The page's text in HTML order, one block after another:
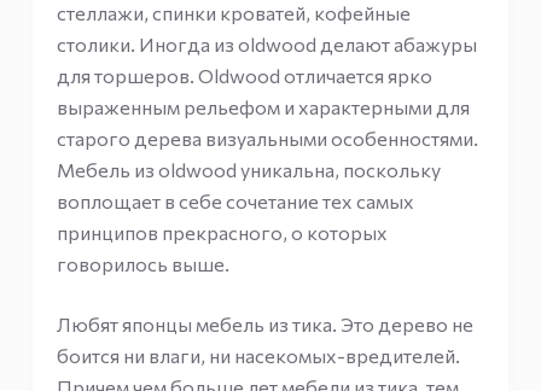
стеллажи, спинки кроватей, кофейные
столики. Иногда из oldwood делают абажуры
для торшеров. Oldwood отличается ярко
выраженным рельефом и характерными для
старого дерева визуальными особенностями.
Мебель из oldwood уникальна, поскольку
воплощает в себе сочетание тех самых
принципов прекрасного, о которых
говорилось выше.
Любят японцы мебель из тика. Это дерево не
боится ни влаги, ни насекомых-вредителей.